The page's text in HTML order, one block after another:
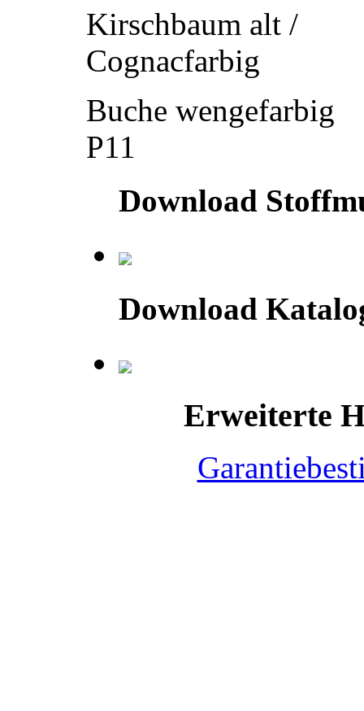
Kirschbaum alt /
Cognacfarbig
Buche wengefarbig
P11
Download
Download
Erweiterte